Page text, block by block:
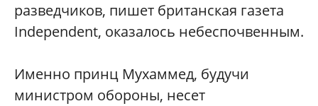
разведчиков, пишет британская газета
Independent, оказалось небеспочвенным.
Именно принц Мухаммед, будучи
министром обороны, несет